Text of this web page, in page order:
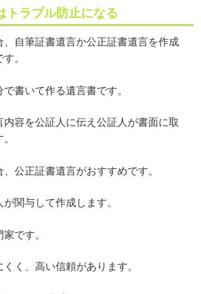
ラブル防止になる
自筆証書遺言か公正証書遺言を作成
。
書いて作る遺言書です。
容を公証人に伝え公証人が書面に取
公正証書遺言がおすすめです。
関与して作成します。
です。
く、高い信頼があります。